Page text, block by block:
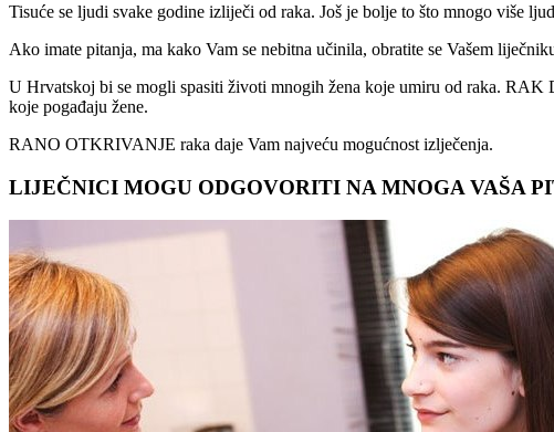
Tisuće se ljudi svake godine izliječi od raka. Još je bolje to što mnogo više
Ako imate pitanja, ma kako Vam se nebitna učinila, obratite se Vašem
U Hrvatskoj bi se mogli spasiti životi mnogih žena koje umiru od raka.
koje pogađaju žene.
RANO OTKRIVANJE raka daje Vam najveću mogućnost izlječenja.
LIJEČNICI MOGU ODGOVORITI NA MNOGA VAŠA